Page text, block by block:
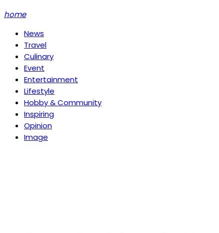
home
News
Travel
Culinary
Event
Entertainment
Lifestyle
Hobby & Community
Inspiring
Opinion
Image